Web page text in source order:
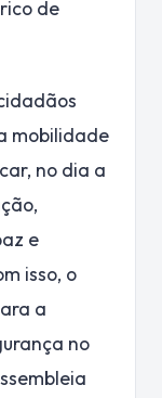
de
mobilidade
no dia a
e
isso, o
a
no